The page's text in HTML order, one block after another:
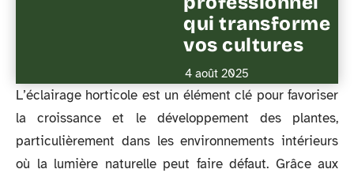
qui transforme
vos cultures
4 août 2025
L’éclairage horticole est un élément clé pour favoriser
la croissance et le développement des plantes,
particulièrement dans les environnements intérieurs
où la lumière naturelle peut faire défaut. Grâce aux